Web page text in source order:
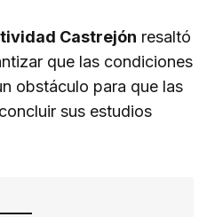
Castrejón resaltó
que las condiciones
obstáculo para que las
sus estudios